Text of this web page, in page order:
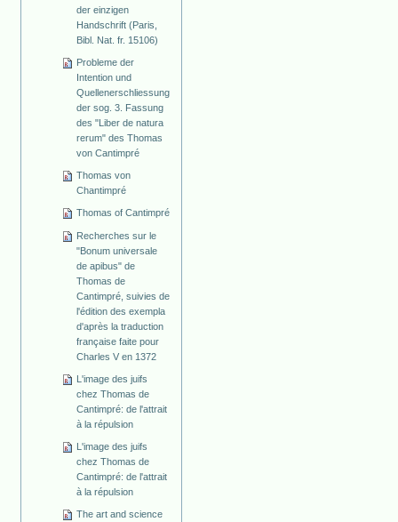
der einzigen
Handschrift (Paris,
Bibl. Nat. fr. 15106)
Probleme der
Intention und
Quellenerschliessung
der sog. 3. Fassung
des "Liber de natura
rerum" des Thomas
von Cantimpré
Thomas von
Chantimpré
Thomas of Cantimpré
Recherches sur le
"Bonum universale
de apibus" de
Thomas de
Cantimpré, suivies de
l'édition des exempla
d'après la traduction
française faite pour
Charles V en 1372
L'image des juifs
chez Thomas de
Cantimpré: de l'attrait
à la répulsion
L'image des juifs
chez Thomas de
Cantimpré: de l'attrait
à la répulsion
The art and science